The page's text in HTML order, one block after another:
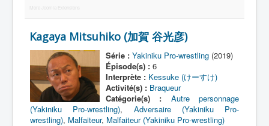
B
C
D
F
More Joomla Extensions
Kagaya Mitsuhiko (加賀 谷光彦)
Série : Yakiniku Pro-wrestling(2019)
Épisode(s) :6
Interprète : Kessuke (けーすけ)
Activité(s) : Braqueur
Catégorie(s) :
Autre personnage
(Yakiniku Pro-wrestling), Adversaire (Yakiniku Pro-
wrestling), Malfaiteur, Malfaiteur (Yakiniku Pro-wrestling)